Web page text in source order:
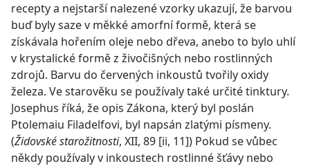
recepty a nejstarší nalezené vzorky ukazují, že barvou
buď byly saze v měkké amorfní formě, která se
získávala hořením oleje nebo dřeva, anebo to bylo uhlí
v krystalické formě z živočišných nebo rostlinných
zdrojů. Barvu do červených inkoustů tvořily oxidy
železa. Ve starověku se používaly také určité tinktury.
Josephus říká, že opis Zákona, který byl poslán
Ptolemaiu Filadelfovi, byl napsán zlatými písmeny.
(Židovské starožitnosti, XII, 89 [ii, 11]) Pokud se vůbec
někdy používaly v inkoustech rostlinné šťávy nebo